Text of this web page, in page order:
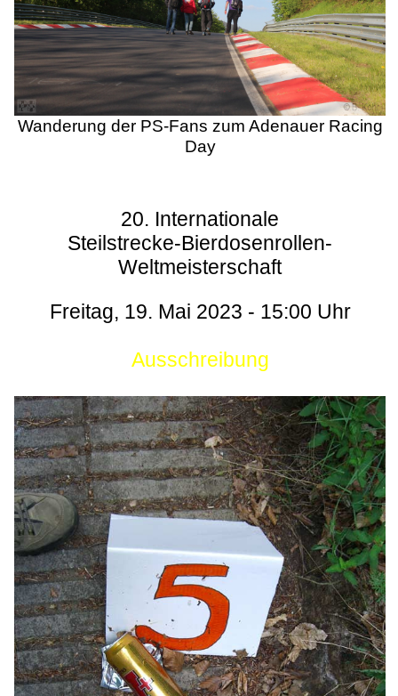
Wanderung der PS-Fans zum Adenauer Racing
Day
20. Internationale
Steilstrecke-Bierdosenrollen-
Weltmeisterschaft
Freitag, 19. Mai 2023 - 15:00 Uhr
Ausschreibung